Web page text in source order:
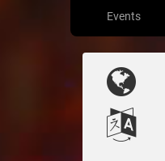
Events